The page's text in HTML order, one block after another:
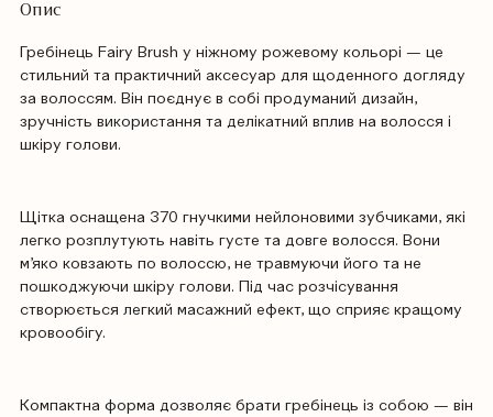
Опис
Гребінець Fairy Brush у ніжному рожевому кольорі — це
стильний та практичний аксесуар для щоденного догляду
за волоссям. Він поєднує в собі продуманий дизайн,
зручність використання та делікатний вплив на волосся і
шкіру голови.
Щітка оснащена 370 гнучкими нейлоновими зубчиками, які
легко розплутують навіть густе та довге волосся. Вони
м’яко ковзають по волоссю, не травмуючи його та не
пошкоджуючи шкіру голови. Під час розчісування
створюється легкий масажний ефект, що сприяє кращому
кровообігу.
Компактна форма дозволяє брати гребінець із собою — він